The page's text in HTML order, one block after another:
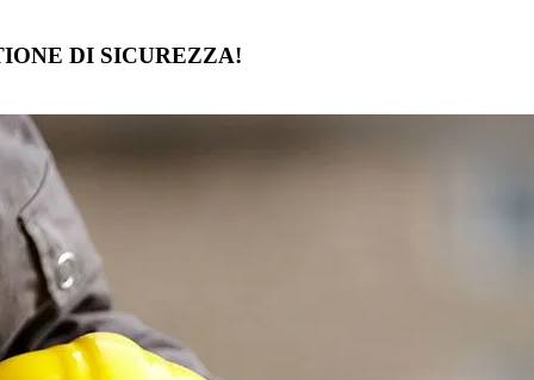
DI SICUREZZA!